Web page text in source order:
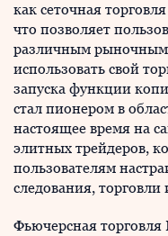
как сеточная
что позволяет
различным рыночным
использовать свой
запуска функции
стал пионером в
настоящее время на
элитных трейдеров,
пользователям
следования, торговли
Фьючерсная торговля